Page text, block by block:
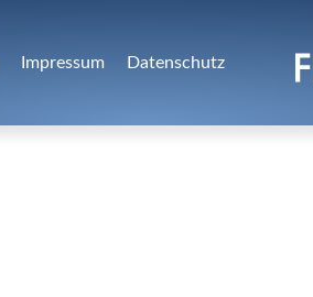
Impressum Datenschutz